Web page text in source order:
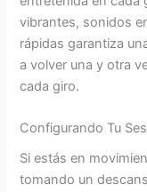
vibrantes, sonidos
rápidas garantiza
a volver una y otra
cada giro.
Configurando Tu
Si estás en
tomando un